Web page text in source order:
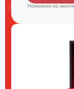
Нажимая на